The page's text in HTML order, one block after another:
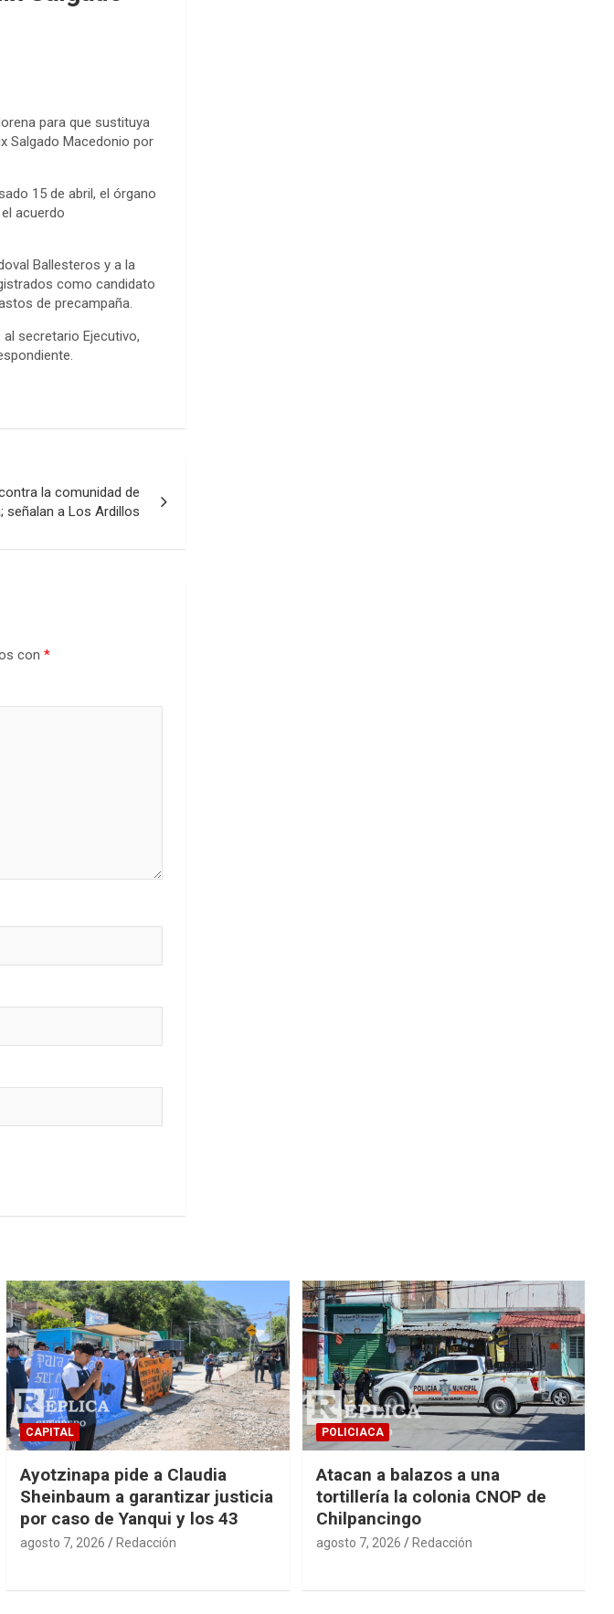
para que sustituya
Salgado Macedonio por
15 de abril, el órgano
acuerdo
Ballesteros y a la
como candidato
de precampaña.
secretario Ejecutivo,
la comunidad de
señalan a Los Ardillos
con *
CAPITAL
Ayotzinapa pide a Claudia
Sheinbaum a garantizar justicia
por caso de Yanqui y los 43
agosto 7, 2026 Redacción
POLICIACA
Atacan a balazos a una
tortillería la colonia CNOP de
Chilpancingo
agosto 7, 2026 Redacción